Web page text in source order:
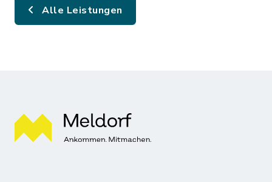
Alle Leistungen